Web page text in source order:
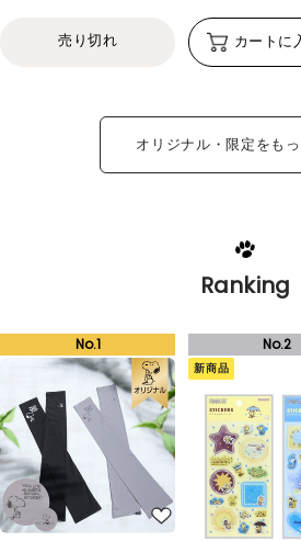
売り切れ カートに
オリジナル・限定をも
Ranking
新商品